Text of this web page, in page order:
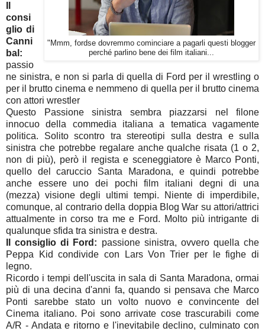
"Mmm, fordse dovremmo cominciare a pagarli questi blogger
perché parlino bene dei film italiani...
consi
glio di
Canni
bal:
passio
ne sinistra, e non si parla di quella di Ford per il wrestling o
per il brutto cinema e nemmeno di quella per il brutto cinema
con attori wrestler
Questo Passione sinistra sembra piazzarsi nel filone
innocuo della commedia italiana a tematica vagamente
politica. Solito scontro tra stereotipi sulla destra e sulla
sinistra che potrebbe regalare anche qualche risata (1 o 2,
non di più), però il regista e sceneggiatore è Marco Ponti,
quello del caruccio Santa Maradona, e quindi potrebbe
anche essere uno dei pochi film italiani degni di una
(mezza) visione degli ultimi tempi. Niente di imperdibile,
comunque, al contrario della doppia Blog War su attori/attrici
attualmente in corso tra me e Ford. Molto più intrigante di
qualunque sfida tra sinistra e destra.
Il consiglio di Ford: passione sinistra, ovvero quella che
Peppa Kid condivide con Lars Von Trier per le fighe di
legno.
Ricordo i tempi dell'uscita in sala di Santa Maradona, ormai
più di una decina d'anni fa, quando si pensava che Marco
Ponti sarebbe stato un volto nuovo e convincente del
Cinema italiano. Poi sono arrivate cose trascurabili come
A/R - Andata e ritorno e l'inevitabile declino, culminato con